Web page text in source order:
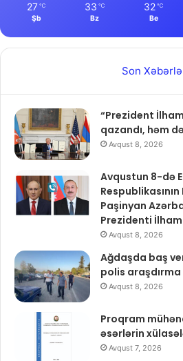
27 ℃
Şb
33 ℃
Bz
32 ℃
Be
Son
“Prezident
qazandı, həm
Avqust 8, 2026
Avqustun 8-də
Paşinyan
Prezidenti
Avqust 8, 2026
Ağdaşda baş
polis araşdırma
Avqust 8, 2026
Proqram
əsərlərin
Avqust 7, 2026